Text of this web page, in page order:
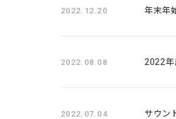
2022.12.20 年末年
2022.08.08 2022年
2022.07.04 サウン